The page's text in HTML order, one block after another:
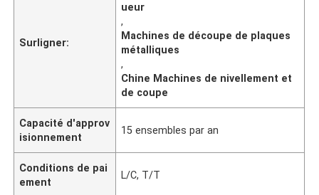
Surligner:
ueur
,
Machines de découpe de plaques
métalliques
,
Chine Machines de nivellement et
de coupe
Capacité d'approv
isionnement
15 ensembles par an
Conditions de pai
ement
L/C, T/T